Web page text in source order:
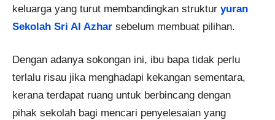
keluarga yang turut membandingkan struktur yuran
Sekolah Sri Al Azhar sebelum membuat pilihan.
Dengan adanya sokongan ini, ibu bapa tidak perlu
terlalu risau jika menghadapi kekangan sementara,
kerana terdapat ruang untuk berbincang dengan
pihak sekolah bagi mencari penyelesaian yang